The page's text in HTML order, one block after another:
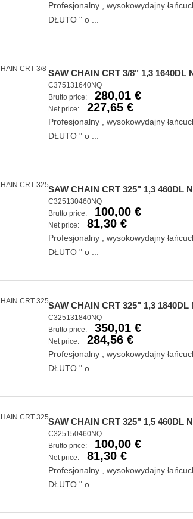
Profesjonalny , wysokowydajny
DŁUTO " o ...
SAW CHAIN CRT 3/8" 1,3 1640DL
C375131640NQ
Brutto price:
280,01 €
Net price: 227,65 €
Profesjonalny , wysokowydajny
DŁUTO " o ...
SAW CHAIN CRT 325" 1,3 460DL
C325130460NQ
Brutto price:
100,00 €
Net price: 81,30 €
Profesjonalny , wysokowydajny
DŁUTO " o ...
SAW CHAIN CRT 325" 1,3 1840DL
C325131840NQ
Brutto price:
350,01 €
Net price: 284,56 €
Profesjonalny , wysokowydajny
DŁUTO " o ...
SAW CHAIN CRT 325" 1,5 460DL
C325150460NQ
Brutto price:
100,00 €
Net price: 81,30 €
Profesjonalny , wysokowydajny
DŁUTO " o ...